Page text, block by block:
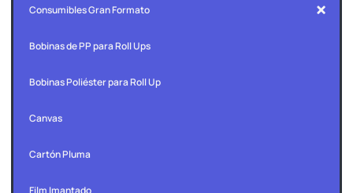
Consumibles Gran Formato
Bobinas de PP para Roll Ups
Bobinas Poliéster para Roll Up
Canvas
Cartón Pluma
Film Imantado